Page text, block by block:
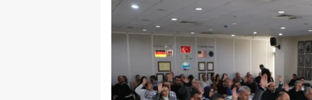
Samsun
Siirt
Sinop
Sivas